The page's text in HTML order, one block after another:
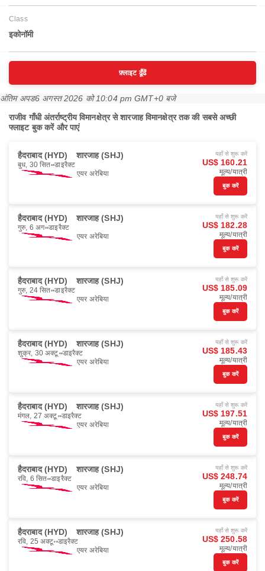
Class
इकोनॉमी
फ़्लाइट ढूँढें
अंतिम अपड6 अगस्त 2026 को 10:04 pm GMT+0 बजे
राजीव गाँधी अंतर्राष्ट्रीय विमानक्षेत्र से शारजाह विमानक्षेत्र तक की सबसे अच्छी
फ्लाइट बुक करें और पाएं
हैदराबाद (HYD) शारजाह (SHJ)
बुध, 30 सित॰ डाइरैक्ट
एयर अरेबिया
यहाँ से शुरू करें
US$ 160.21
मूल्य/यात्री
बुक करें
हैदराबाद (HYD) शारजाह (SHJ)
गुरु, 6 अग॰ डाइरैक्ट
एयर अरेबिया
यहाँ से शुरू करें
US$ 182.28
मूल्य/यात्री
बुक करें
हैदराबाद (HYD) शारजाह (SHJ)
गुरु, 24 सित॰ डाइरैक्ट
एयर अरेबिया
यहाँ से शुरू करें
US$ 185.09
मूल्य/यात्री
बुक करें
हैदराबाद (HYD) शारजाह (SHJ)
शुक्र, 30 अक्टू॰ डाइरैक्ट
एयर अरेबिया
यहाँ से शुरू करें
US$ 185.43
मूल्य/यात्री
बुक करें
हैदराबाद (HYD) शारजाह (SHJ)
मंगल, 27 अक्टू॰ डाइरैक्ट
एयर अरेबिया
यहाँ से शुरू करें
US$ 197.51
मूल्य/यात्री
बुक करें
हैदराबाद (HYD) शारजाह (SHJ)
रवि, 6 सित॰ डाइरैक्ट
एयर अरेबिया
यहाँ से शुरू करें
US$ 248.74
मूल्य/यात्री
बुक करें
हैदराबाद (HYD) शारजाह (SHJ)
रवि, 25 अक्टू॰ डाइरैक्ट
एयर अरेबिया
यहाँ से शुरू करें
US$ 250.58
मूल्य/यात्री
बुक करें